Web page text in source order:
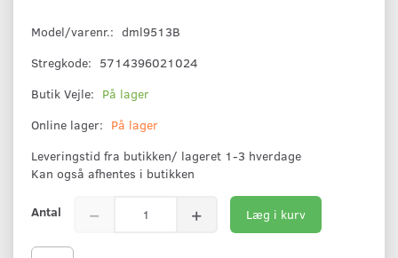
Model/varenr.: dml9513B
Stregkode: 5714396021024
Butik Vejle: På lager
Online lager: På lager
Leveringstid fra butikken/ lageret 1-3 hverdage
Kan også afhentes i butikken
Antal Læg i kurv